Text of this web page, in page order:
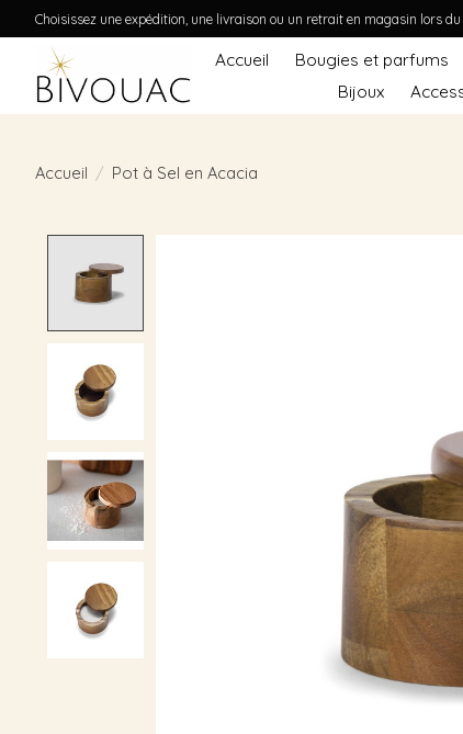
Choisissez une expédition, une livraison ou un retrait en magasin lors
Accueil Bougies et parfums
Bijoux
Accueil / Pot à Sel en Acacia